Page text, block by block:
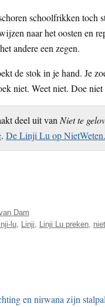
schoolfrikken toch
naar het oosten en
andere een zegen.
de stok in je hand. Je
niet. Weet niet. Doe
deel uit vanNiet te
.De Linji Lu op
Dam
lu Linji Linji Lu preken
en nirwana zijn